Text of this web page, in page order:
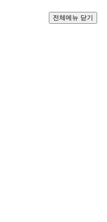
전체메뉴 닫기